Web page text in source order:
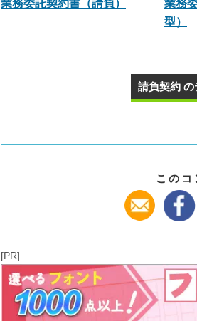
業務委託契約書（請負）
業務
型）
請負契約
この
[PR]